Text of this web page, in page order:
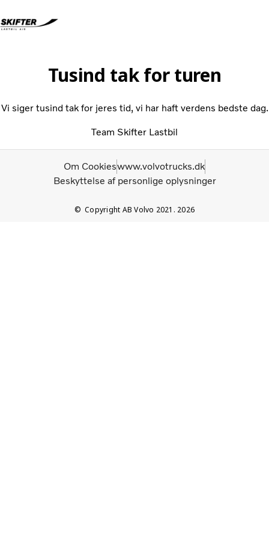
Volvo Lastbiler
Renault Lastbiler
Nyheder
Tusind tak for turen
Vi siger tusind tak for jeres tid, vi har haft verdens bedste dag.
Team Skifter Lastbil
Copyright AB Volvo 2021. 2026
Om Cookieswww.volvotrucks.dk
Beskyttelse af personlige oplysninger